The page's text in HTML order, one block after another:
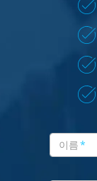
이름*